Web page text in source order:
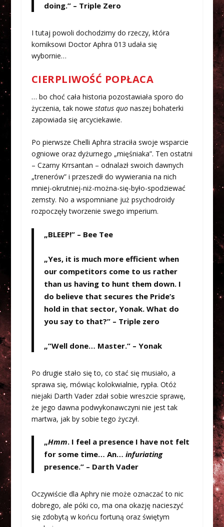
doing.” – Triple Zero
I tutaj powoli dochodzimy do rzeczy, która
komiksowi Doctor Aphra 013 udała się
wybornie…
CIERPLIWOŚĆ POPŁACA
… bo choć cała historia pozostawiała sporo do
życzenia, tak nowe status quonaszej bohaterki
zapowiada się arcyciekawie.
Po pierwsze Chelli Aphra straciła swoje wsparcie
ogniowe oraz dyżurnego „mięśniaka”. Ten ostatni
– Czarny Krrsantan – odnalazł swoich dawnych
„trenerów” i przeszedł do wywierania na nich
mniej-okrutniej-niż-można-się-było-spodziewać
zemsty. No a wspomniane już psychodroidy
rozpoczęły tworzenie swego imperium.
„BLEEP!” – Bee Tee
„Yes, it is much more efficient when
our competitors come to us rather
than us having to hunt them down. I
do believe that secures the Pride’s
hold in that sector, Yonak. What do
you say to that?” – Triple zero
„”Well done… Master.” – Yonak
Po drugie stało się to, co stać się musiało, a
sprawa się, mówiąc kolokwialnie, rypła. Otóż
niejaki Darth Vader zdał sobie wreszcie sprawę,
że jego dawna podwykonawczyni nie jest tak
martwa, jak by sobie tego życzył.
„Hmm. I feel a presence I have not felt
for some time… An… infuriating
presence.” – Darth Vader
Oczywiście dla Aphry nie może oznaczać to nic
dobrego, ale póki co, ma ona okazję nacieszyć
się zdobytą w końcu fortuną oraz świętym